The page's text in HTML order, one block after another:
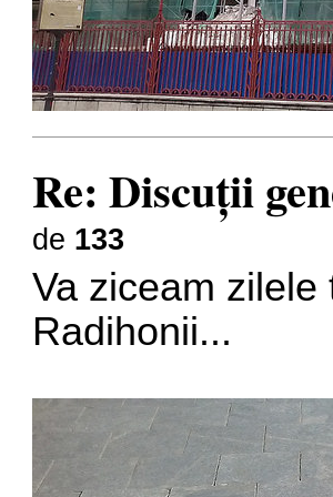
Re: Discuţii
de 133
Va ziceam
Radihonii...